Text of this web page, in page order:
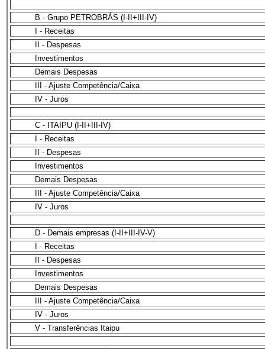
B - Grupo PETROBRÁS (I-II+III-IV)
I - Receitas
II - Despesas
Investimentos
Demais Despesas
III - Ajuste Competência/Caixa
IV - Juros
C - ITAIPU (I-II+III-IV)
I - Receitas
II - Despesas
Investimentos
Demais Despesas
III - Ajuste Competência/Caixa
IV - Juros
D - Demais empresas (I-II+III-IV-V)
I - Receitas
II - Despesas
Investimentos
Demais Despesas
III - Ajuste Competência/Caixa
IV - Juros
V - Transferências Itaipu